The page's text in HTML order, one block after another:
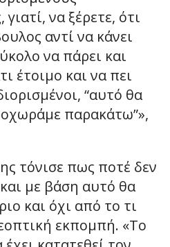
να ξέρετε, ότι
αντί να κάνει
να πάρει και
έτοιμο και να πει
“αυτό θα
παρακάτω”»,
τόνισε πως ποτέ δεν
με βάση αυτό θα
και όχι από το τι
εκπομπή. «Το